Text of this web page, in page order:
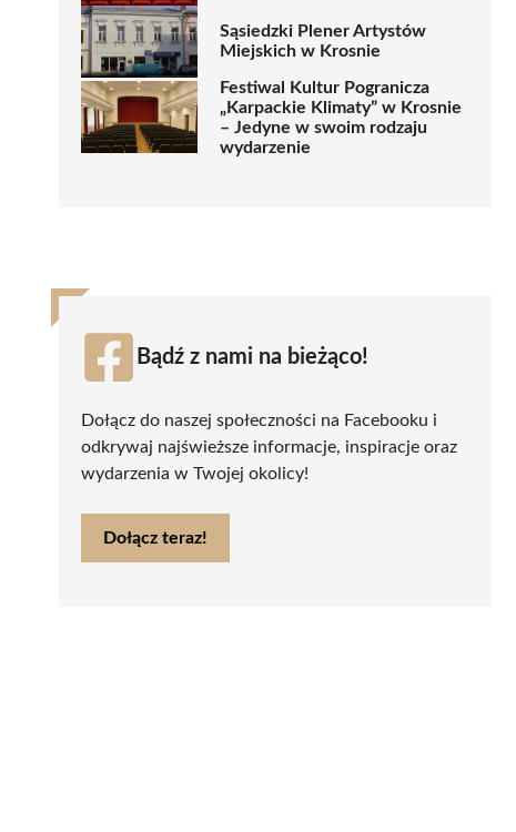
Sąsiedzki Plener Artystów
Miejskich w Krosnie
Festiwal Kultur Pogranicza
„Karpackie Klimaty” w Krosnie
– Jedyne w swoim rodzaju
wydarzenie
Bądź z nami na bieżąco!
Dołącz do naszej społeczności na Facebooku i
odkrywaj najświeższe informacje, inspiracje oraz
wydarzenia w Twojej okolicy!
Dołącz teraz!